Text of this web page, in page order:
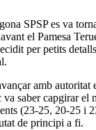
SPSP es va
el Pamesa
per petits
amb autoritat
saber capgirar el
(23-25, 20-25 i
de principi a fi.